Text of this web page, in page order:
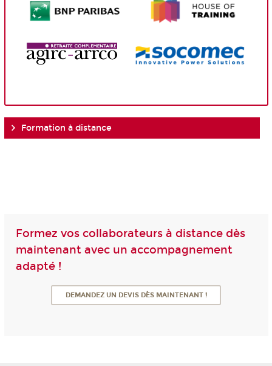
Formation à distance
Formez vos collaborateurs à distance dès
maintenant avec un accompagnement
adapté !
DEMANDEZ UN DEVIS DÈS MAINTENANT !